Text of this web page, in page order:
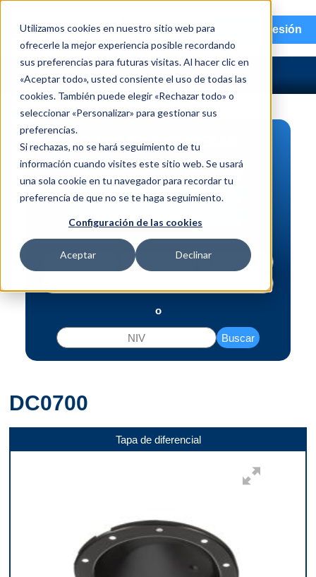
Utilizamos cookies en nuestro sitio web para
ofrecerle la mejor experiencia posible recordando
sus preferencias para futuras visitas. Al hacer clic en
«Aceptar todo», usted consiente el uso de todas las
cookies. También puede elegir «Rechazar todo» o
seleccionar «Personalizar» para gestionar sus
preferencias.
Si rechazas, no se hará seguimiento de tu
información cuando visites este sitio web. Se usará
una sola cookie en tu navegador para recordar tu
preferencia de que no se te haga seguimiento.
Configuración de las cookies
Aceptar Declinar
menu Iniciar sesión
BÚSQUEDA DE PIEZAS
Vehículo | NIV
Pieza | N.º de intercambio
o
Buscar
DC0700
Tapa de diferencial